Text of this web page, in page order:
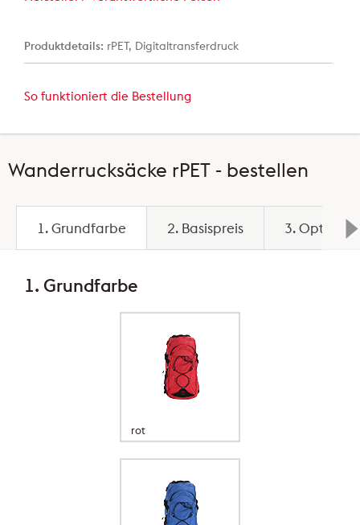
Produktdetails: rPET, Digitaltransferdruck
So funktioniert die Bestellung
Wanderrucksäcke rPET - bestellen
1. Grundfarbe 2. Basispreis 3. Optionen
1. Grundfarbe
rot